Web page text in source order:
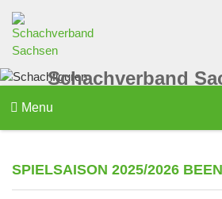
Schachverband
Menu
SPIELSAISON 2025/2026